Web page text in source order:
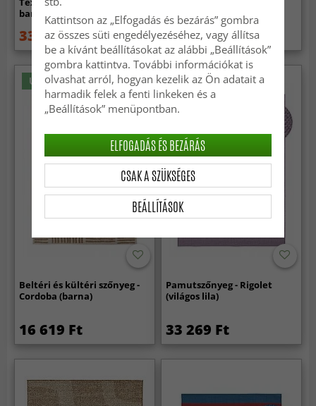
barna)
33 269 Ft 49 919 Ft 22 279 Ft 31 609 Ft
Újdonság
Beltéri és kültéri szőnyeg -
Cordoba (barna)
16 619 Ft
Pamutszőnyeg - Rigolet
(világos lila)
33 269 Ft
Kattintson az „Elfogadás és bezárás” gombra
az összes süti engedélyezéséhez, vagy állítsa
be a kívánt beállításokat az alábbi „Beállítások”
gombra kattintva. További információkat is
olvashat arról, hogyan kezelik az Ön adatait a
harmadik felek a fenti linkeken és a
„Beállítások” menüpontban.
BEÁLLÍTÁSOK
CSAK A SZÜKSÉGES
ELFOGADÁS ÉS BEZÁRÁS